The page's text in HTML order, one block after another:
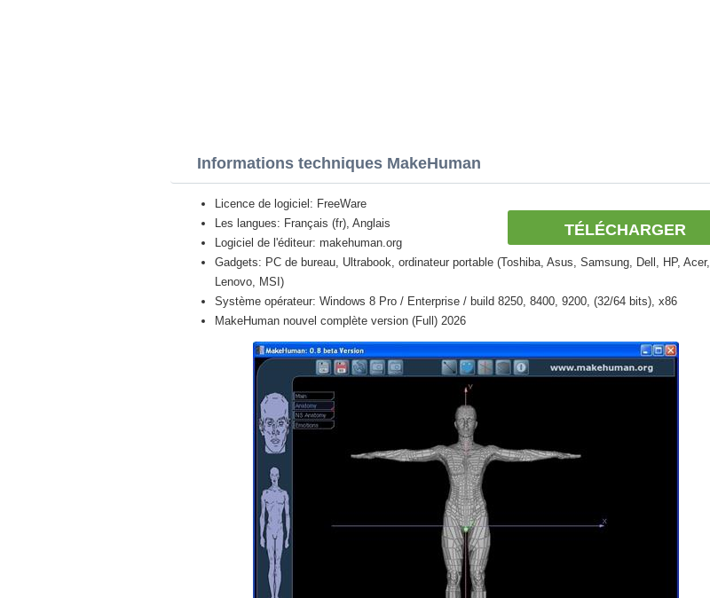
Informations techniques MakeHuman
TÉLÉCHARGER
Licence de logiciel: FreeWare
Les langues: Français (fr), Anglais
Logiciel de l'éditeur: makehuman.org
Gadgets: PC de bureau, Ultrabook, ordinateur portable (Toshiba, Asus, Samsung, Dell, HP, Acer,
Lenovo, MSI)
Système opérateur: Windows 8 Pro / Enterprise / build 8250, 8400, 9200, (32/64 bits), x86
MakeHuman nouvel complète version (Full) 2026